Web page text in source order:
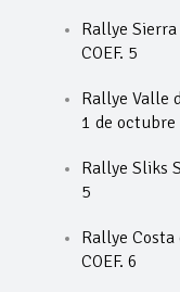
Rallye
COEF. 5
Rallye Valle
1 de octubre
Rallye Sliks
5
Rallye
COEF. 6